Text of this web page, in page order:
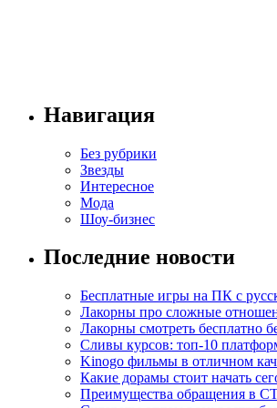
Навигация
Без рубрики
Звезды
Интересное
Мода
Шоу-бизнес
Последние новости
Бесплатные игры на ПК с
Лакорны про сложные
Лакорны смотреть бесплатно
Сливы курсов: топ-10
Kinogo фильмы в отличном
Какие дорамы стоит начать
Преимущества обращения в